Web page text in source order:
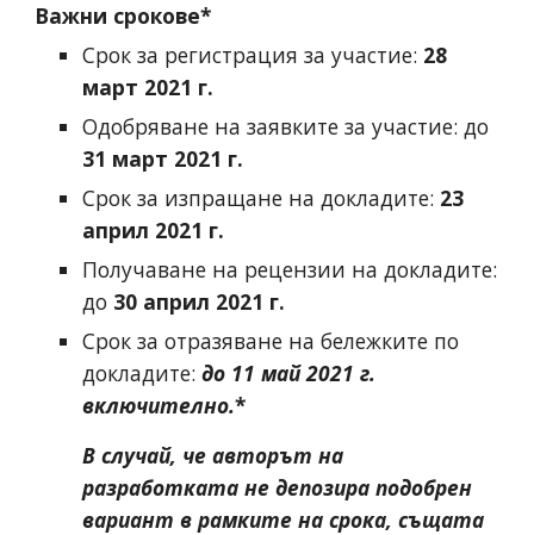
Важни срокове*
Срок за регистрация за участие: 28
март 2021 г.
31 март 2021 г.
Срок за изпращане на докладите: 23
април 2021 г.
Получаване на рецензии на докладите:
до 30 април 2021 г.
Срок за отразяване на бележките по
докладите: до 11 май 2021 г.
включително.*
В случай, че авторът на
разработката не депозира подобрен
вариант в рамките на срока, същата